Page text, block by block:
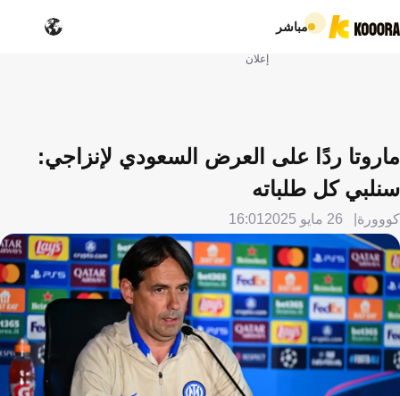
مباشر
إعلان
ماروتا ردًا على العرض السعودي لإنزاجي:
سنلبي كل طلباته
كووورة 26 مايو 2025 16:01